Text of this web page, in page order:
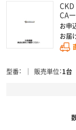
CA
お申
お届
型番 販売単位 1台